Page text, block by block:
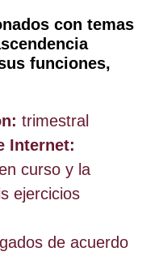
con temas
funciones,
trimestral
Internet:
curso y la
ejercicios
de acuerdo